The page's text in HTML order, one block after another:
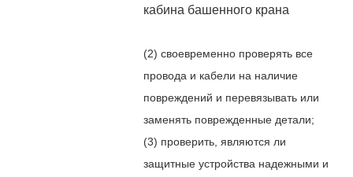
кабина башенного крана
(2) своевременно проверять все
провода и кабели на наличие
повреждений и перевязывать или
заменять поврежденные детали;
(3) проверить, являются ли
защитные устройства надежными и